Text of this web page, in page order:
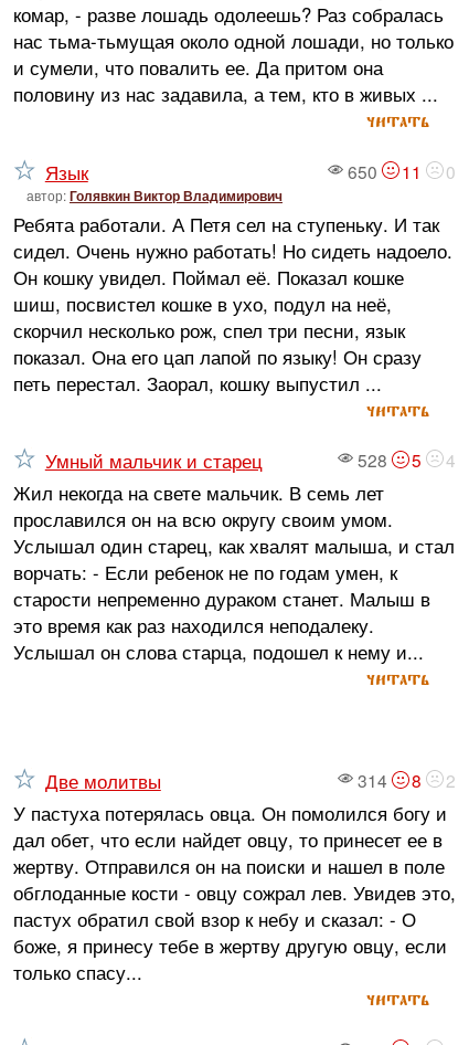
комар, - разве лошадь одолеешь? Раз собралась
нас тьма-тьмущая около одной лошади, но только
и сумели, что повалить ее. Да притом она
половину из нас задавила, а тем, кто в живых ...
читать
650 11 0
Язык
автор:Голявкин Виктор Владимирович
Ребята работали. А Петя сел на ступеньку. И так
сидел. Очень нужно работать! Но сидеть надоело.
Он кошку увидел. Поймал её. Показал кошке
шиш, посвистел кошке в ухо, подул на неё,
скорчил несколько рож, спел три песни, язык
показал. Она его цап лапой по языку! Он сразу
петь перестал. Заорал, кошку выпустил ...
читать
528 5 4
Умный мальчик и старец
Жил некогда на свете мальчик. В семь лет
прославился он на всю округу своим умом.
Услышал один старец, как хвалят малыша, и стал
ворчать: - Если ребенок не по годам умен, к
старости непременно дураком станет. Малыш в
это время как раз находился неподалеку.
Услышал он слова старца, подошел к нему и...
читать
314 8 2
Две молитвы
У пастуха потерялась овца. Он помолился богу и
дал обет, что если найдет овцу, то принесет ее в
жертву. Отправился он на поиски и нашел в поле
обглоданные кости - овцу сожрал лев. Увидев это,
пастух обратил свой взор к небу и сказал: - О
боже, я принесу тебе в жертву другую овцу, если
только спасу...
читать